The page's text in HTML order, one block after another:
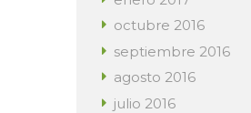
octubre 2016
septiembre 2016
agosto 2016
julio 2016